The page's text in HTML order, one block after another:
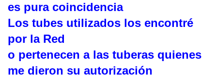
es pura coincidencia
Los tubes utilizados los encontré
por la Red
o pertenecen a las tuberas quienes
me dieron su autorización